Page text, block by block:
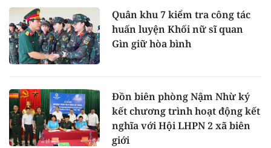
Quân khu 7 kiểm tra công tác
huấn luyện Khối nữ sĩ quan
Gìn giữ hòa bình
Đồn biên phòng Nậm Nhừ ký
kết chương trình hoạt động kết
nghĩa với Hội LHPN 2 xã biên
giới